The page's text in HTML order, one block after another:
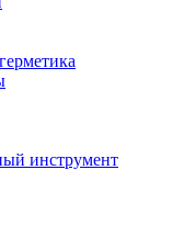
инструмент